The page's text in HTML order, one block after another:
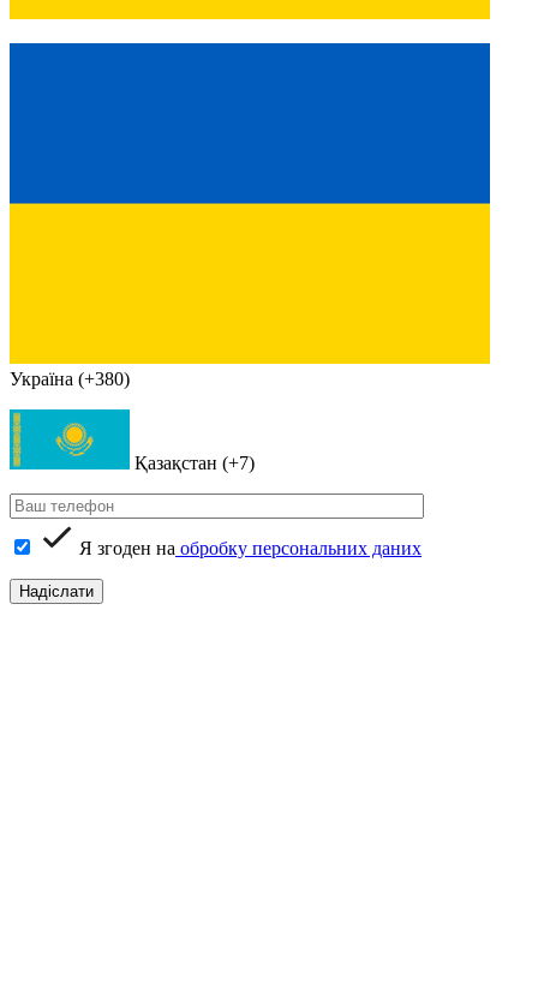
Україна (+380)
Қазақстан (+7)
Я згоден на обробку персональних даних